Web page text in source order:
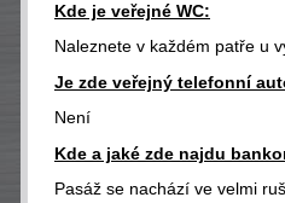
Kde je veřejné WC:
Naleznete v každém patře u
Je zde veřejný telefonní
Není
Kde a jaké zde najdu
Pasáž se nachází ve velmi